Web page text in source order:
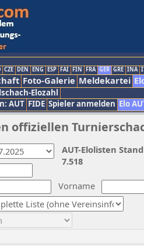
CZE DEN ENG ESP FAI FIN FRA GER GRE INA
Foto-Galerie Meldekartei
Elozahl
AUT FIDE Spieler anmelden Elo
offiziellen
Vorname
AUT-Elolisten
7.518